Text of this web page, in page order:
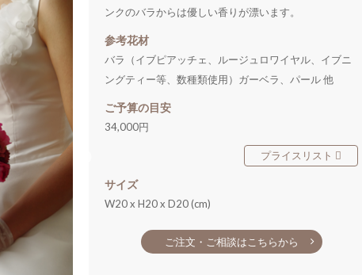
ンクのバラからは優しい香りが漂います。
参考花材
バラ（イブピアッチェ、ルージュロワイヤル、イブニ
ングティー等、数種類使用）ガーベラ、パール 他
ご予算の目安
34,000円
プライスリスト
サイズ
W20 x H20 x D20 (cm)
ご注文・ご相談はこちらから